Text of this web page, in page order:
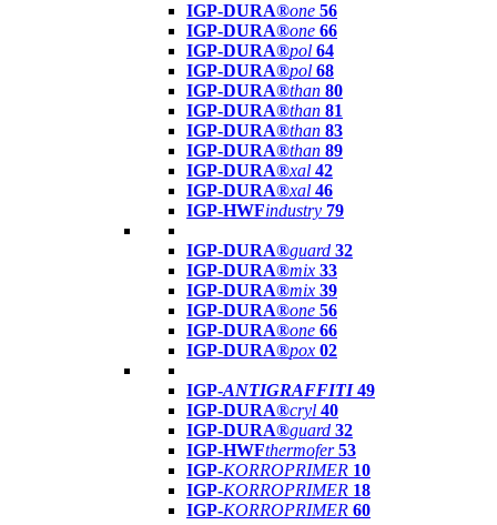
IGP-DURA®one 56
IGP-DURA®one 66
IGP-DURA®pol 64
IGP-DURA®pol 68
IGP-DURA®than 80
IGP-DURA®than 81
IGP-DURA®than 83
IGP-DURA®than 89
IGP-DURA®xal 42
IGP-DURA®xal 46
IGP-HWFindustry 79
IGP-DURA®guard 32
IGP-DURA®mix 33
IGP-DURA®mix 39
IGP-DURA®one 56
IGP-DURA®one 66
IGP-DURA®pox 02
IGP-ANTIGRAFFITI49
IGP-DURA®cryl 40
IGP-DURA®guard 32
IGP-HWFthermofer 53
IGP-KORROPRIMER 10
IGP-KORROPRIMER 18
IGP-KORROPRIMER 60